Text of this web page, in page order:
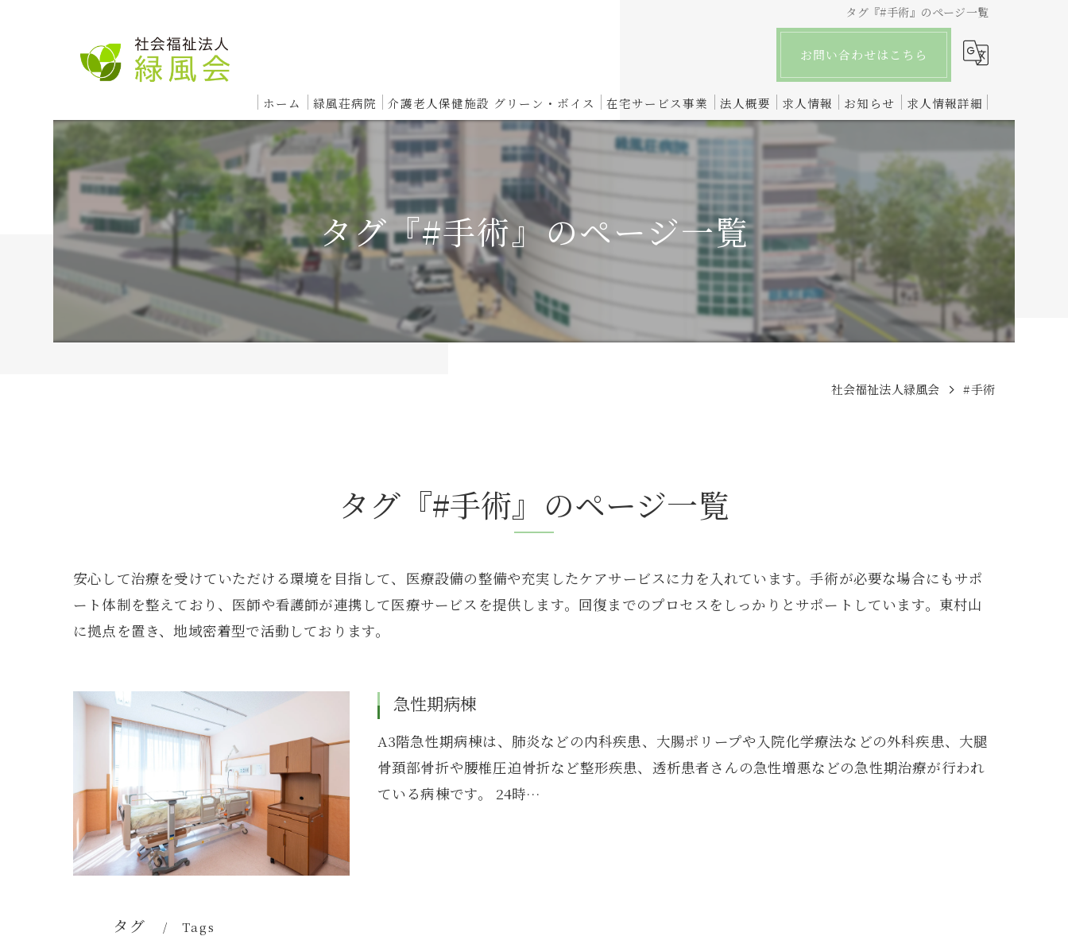
タグ『#手術』のページ一覧
お問い合わせはこちら
ホーム 緑風荘病院
入院
急性期病棟
回復期リハビリ病棟
療養病棟
レスパイト入院のご案内
外来
介護老人保健施設 グリーン・ボイス
介護老人保健施設 グリーン・ボイスからのお知らせ
入所概要
短期入所概要
通所リハビリテーション概要
在宅サービス事業 法人概要 求人情報 お知らせ 求人情報詳細
タグ『#手術』のページ一覧
社会福祉法人緑風会 #手術
タグ『#手術』のページ一覧
安心して治療を受けていただける環境を目指して、医療設備の整備や充実したケアサービスに力を入れています。手術が必要な場合にもサポ
ート体制を整えており、医師や看護師が連携して医療サービスを提供します。回復までのプロセスをしっかりとサポートしています。東村山
に拠点を置き、地域密着型で活動しております。
急性期病棟
A3階急性期病棟は、肺炎などの内科疾患、大腸ポリープや入院化学療法などの外科疾患、大腿
骨頚部骨折や腰椎圧迫骨折など整形疾患、透析患者さんの急性増悪などの急性期治療が行われ
ている病棟です。 24時…
タグ Tags